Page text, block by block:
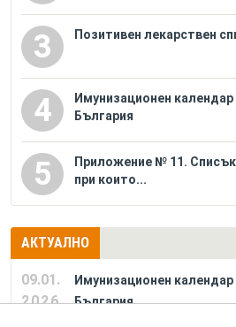
3 Позитивен лекарствен
4
Имунизационен календар
България
5
Приложение № 11.
при които...
АКТУАЛНО
09.01.
2026
Имунизационен календар
България